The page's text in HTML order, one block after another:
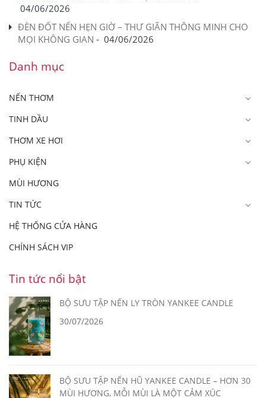
04/06/2026
ĐÈN ĐỐT NẾN HẸN GIỜ – THƯ GIÃN THÔNG MINH CHO
MỌI KHÔNG GIAN - 04/06/2026
Danh mục
NẾN THƠM
TINH DẦU
THƠM XE HƠI
PHỤ KIỆN
MÙI HƯƠNG
TIN TỨC
HỆ THỐNG CỬA HÀNG
CHÍNH SÁCH VIP
Tin tức nổi bật
BỘ SƯU TẬP NẾN LY TRÒN YANKEE CANDLE
30/07/2026
BỘ SƯU TẬP NẾN HŨ YANKEE CANDLE – HƠN 30
MÙI HƯƠNG, MỖI MÙI LÀ MỘT CẢM XÚC